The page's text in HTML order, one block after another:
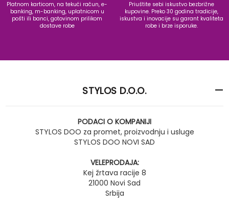
Platnom karticom, na tekući račun, e-
banking, m-banking, uplatnicom u
pošti ili banci, gotovinom prilikom
dostave robe
Priuštite sebi iskustvo bezbrižne
kupovine. Preko 30 godina tradicije,
iskustva i inovacije su garant kvaliteta
robe i brze isporuke.
STYLOS D.O.O.
PODACI O KOMPANIJI
STYLOS DOO za promet, proizvodnju i usluge
STYLOS DOO NOVI SAD
VELEPRODAJA:
Kej žrtava racije 8
21000 Novi Sad
Srbija